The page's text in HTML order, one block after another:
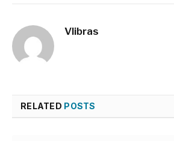
Vlibras
RELATED POSTS